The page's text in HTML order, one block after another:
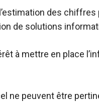
des
de solutions
à mettre en place
ne peuvent être